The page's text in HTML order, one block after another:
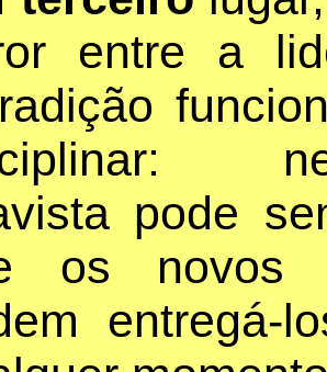
entre a
pode
os novos
entregá-